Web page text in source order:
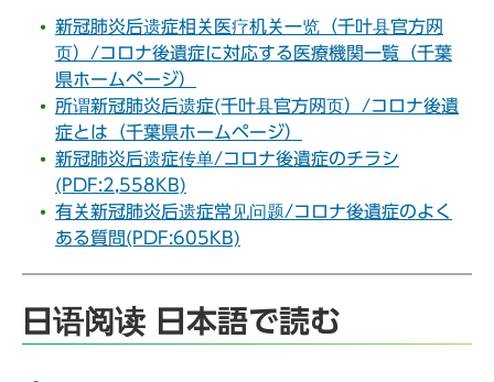
新冠肺炎后遗症相关医疗机关一览（千叶县官方网
页）/コロナ後遺症に対応する医療機関一覧（千葉
県ホームページ）
所谓新冠肺炎后遗症(千叶县官方网页）/コロナ後遺
症とは（千葉県ホームページ）
新冠肺炎后遗症传单/コロナ後遺症のチラシ
(PDF:2,558KB)
有关新冠肺炎后遗症常见问题/コロナ後遺症のよく
ある質問(PDF:605KB)
日语阅读 日本語で読む